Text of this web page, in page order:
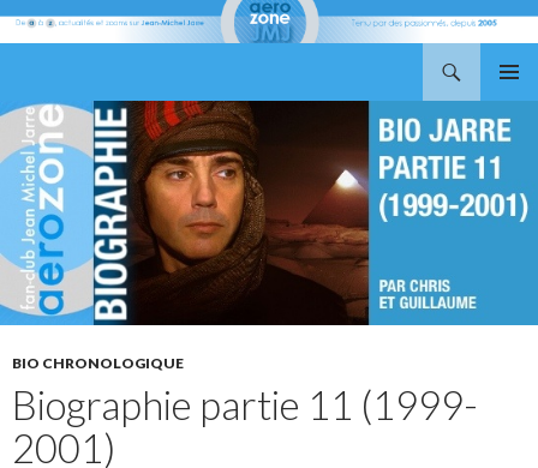
AU
CONTENU
BIO CHRONOLOGIQUE
Biographie partie 11 (1999-
2001)